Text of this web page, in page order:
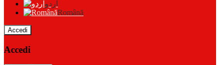
اردو
Română
Accedi
Accedi